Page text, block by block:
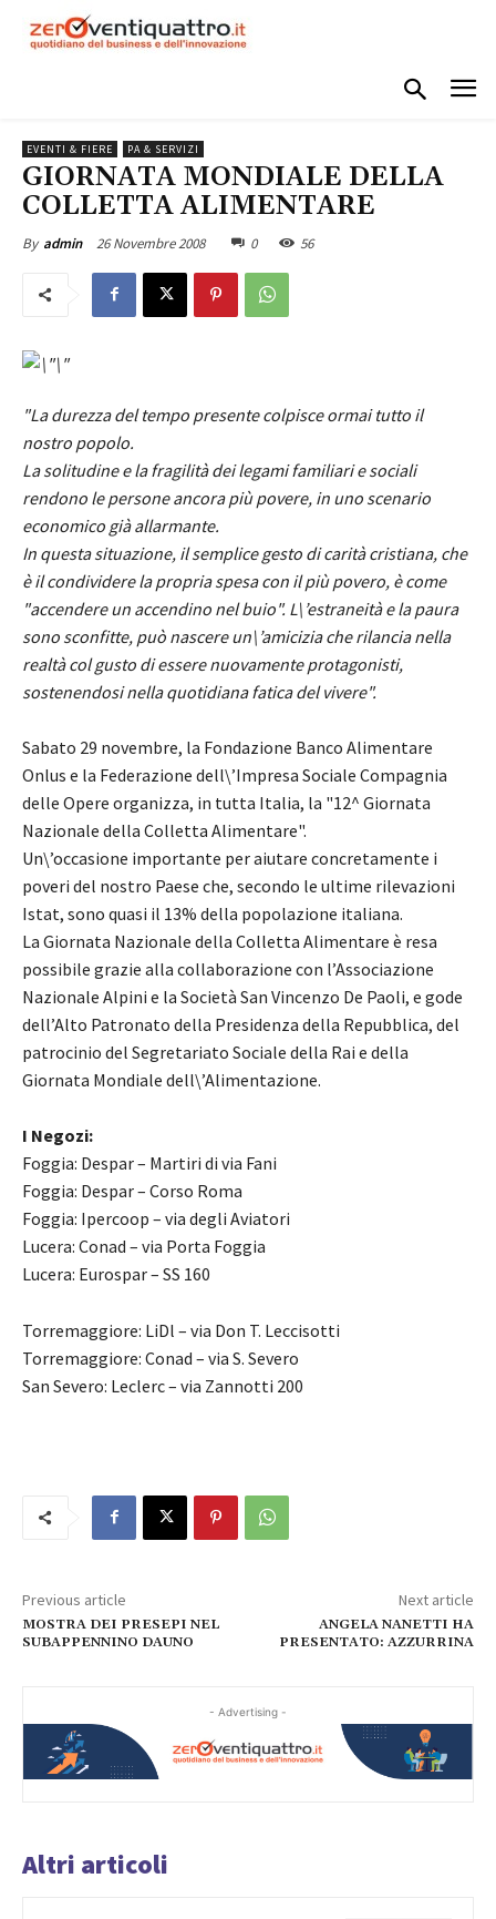
EVENTI & FIERE PA & SERVIZI
GIORNATA MONDIALE DELLA
COLLETTA ALIMENTARE
By admin 26 Novembre 2008 0 56
"La durezza del tempo presente colpisce ormai tutto il
nostro popolo.
La solitudine e la fragilità dei legami familiari e sociali
rendono le persone ancora più povere, in uno scenario
economico già allarmante.
In questa situazione, il semplice gesto di carità cristiana, che
è il condividere la propria spesa con il più povero, è come
"accendere un accendino nel buio". L\’estraneità e la paura
sono sconfitte, può nascere un\’amicizia che rilancia nella
realtà col gusto di essere nuovamente protagonisti,
sostenendosi nella quotidiana fatica del vivere".
Sabato 29 novembre, la Fondazione Banco Alimentare
Onlus e la Federazione dell\’Impresa Sociale Compagnia
delle Opere organizza, in tutta Italia, la "12^ Giornata
Nazionale della Colletta Alimentare".
Un\’occasione importante per aiutare concretamente i
poveri del nostro Paese che, secondo le ultime rilevazioni
Istat, sono quasi il 13% della popolazione italiana.
La Giornata Nazionale della Colletta Alimentare è resa
possibile grazie alla collaborazione con l’Associazione
Nazionale Alpini e la Società San Vincenzo De Paoli, e gode
dell’Alto Patronato della Presidenza della Repubblica, del
patrocinio del Segretariato Sociale della Rai e della
Giornata Mondiale dell\’Alimentazione.
I Negozi:
Foggia: Despar – Martiri di via Fani
Foggia: Despar – Corso Roma
Foggia: Ipercoop – via degli Aviatori
Lucera: Conad – via Porta Foggia
Lucera: Eurospar – SS 160
Torremaggiore: LiDl – via Don T. Leccisotti
Torremaggiore: Conad – via S. Severo
San Severo: Leclerc – via Zannotti 200
Previous article
MOSTRA DEI PRESEPI NEL
SUBAPPENNINO DAUNO
Next article
ANGELA NANETTI HA
PRESENTATO: AZZURRINA
- Advertising -
Altri articoli